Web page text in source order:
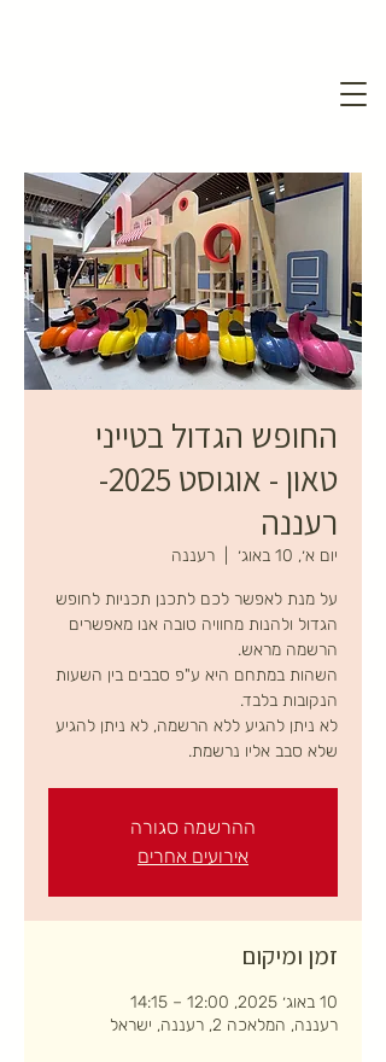
החופש הגדול בטייני
טאון - אוגוסט 2025-
רעננה
יום א׳, 10 באוג׳ רעננה
על מנת לאפשר לכם לתכנן תכניות לחופש
הגדול ולהנות מחוויה טובה אנו מאפשרים
השהות במתחם היא ע"פ סבבים בין השעות
לא ניתן להגיע ללא הרשמה, לא ניתן להגיע
שלא סבב אליו נרשמת.
ההרשמה סגורה
אירועים אחרים
זמן ומיקום
10 באוג׳ 2025, 12:00 – 14:15
רעננה, המלאכה 2, רעננה, ישראל